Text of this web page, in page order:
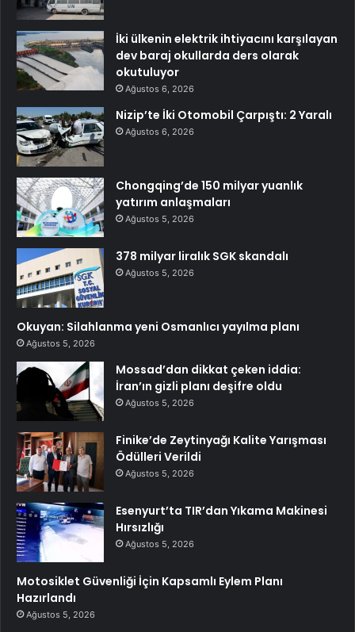
İki ülkenin elektrik ihtiyacını karşılayan
dev baraj okullarda ders olarak
okutuluyor
Ağustos 6, 2026
Nizip’te İki Otomobil Çarpıştı: 2 Yaralı
Ağustos 6, 2026
Chongqing’de 150 milyar yuanlık
yatırım anlaşmaları
Ağustos 5, 2026
378 milyar liralık SGK skandalı
Ağustos 5, 2026
Okuyan: Silahlanma yeni Osmanlıcı yayılma planı
Ağustos 5, 2026
Mossad’dan dikkat çeken iddia:
İran’ın gizli planı deşifre oldu
Ağustos 5, 2026
Finike’de Zeytinyağı Kalite Yarışması
Ödülleri Verildi
Ağustos 5, 2026
Esenyurt’ta TIR’dan Yıkama Makinesi
Hırsızlığı
Ağustos 5, 2026
Motosiklet Güvenliği İçin Kapsamlı Eylem Planı
Hazırlandı
Ağustos 5, 2026